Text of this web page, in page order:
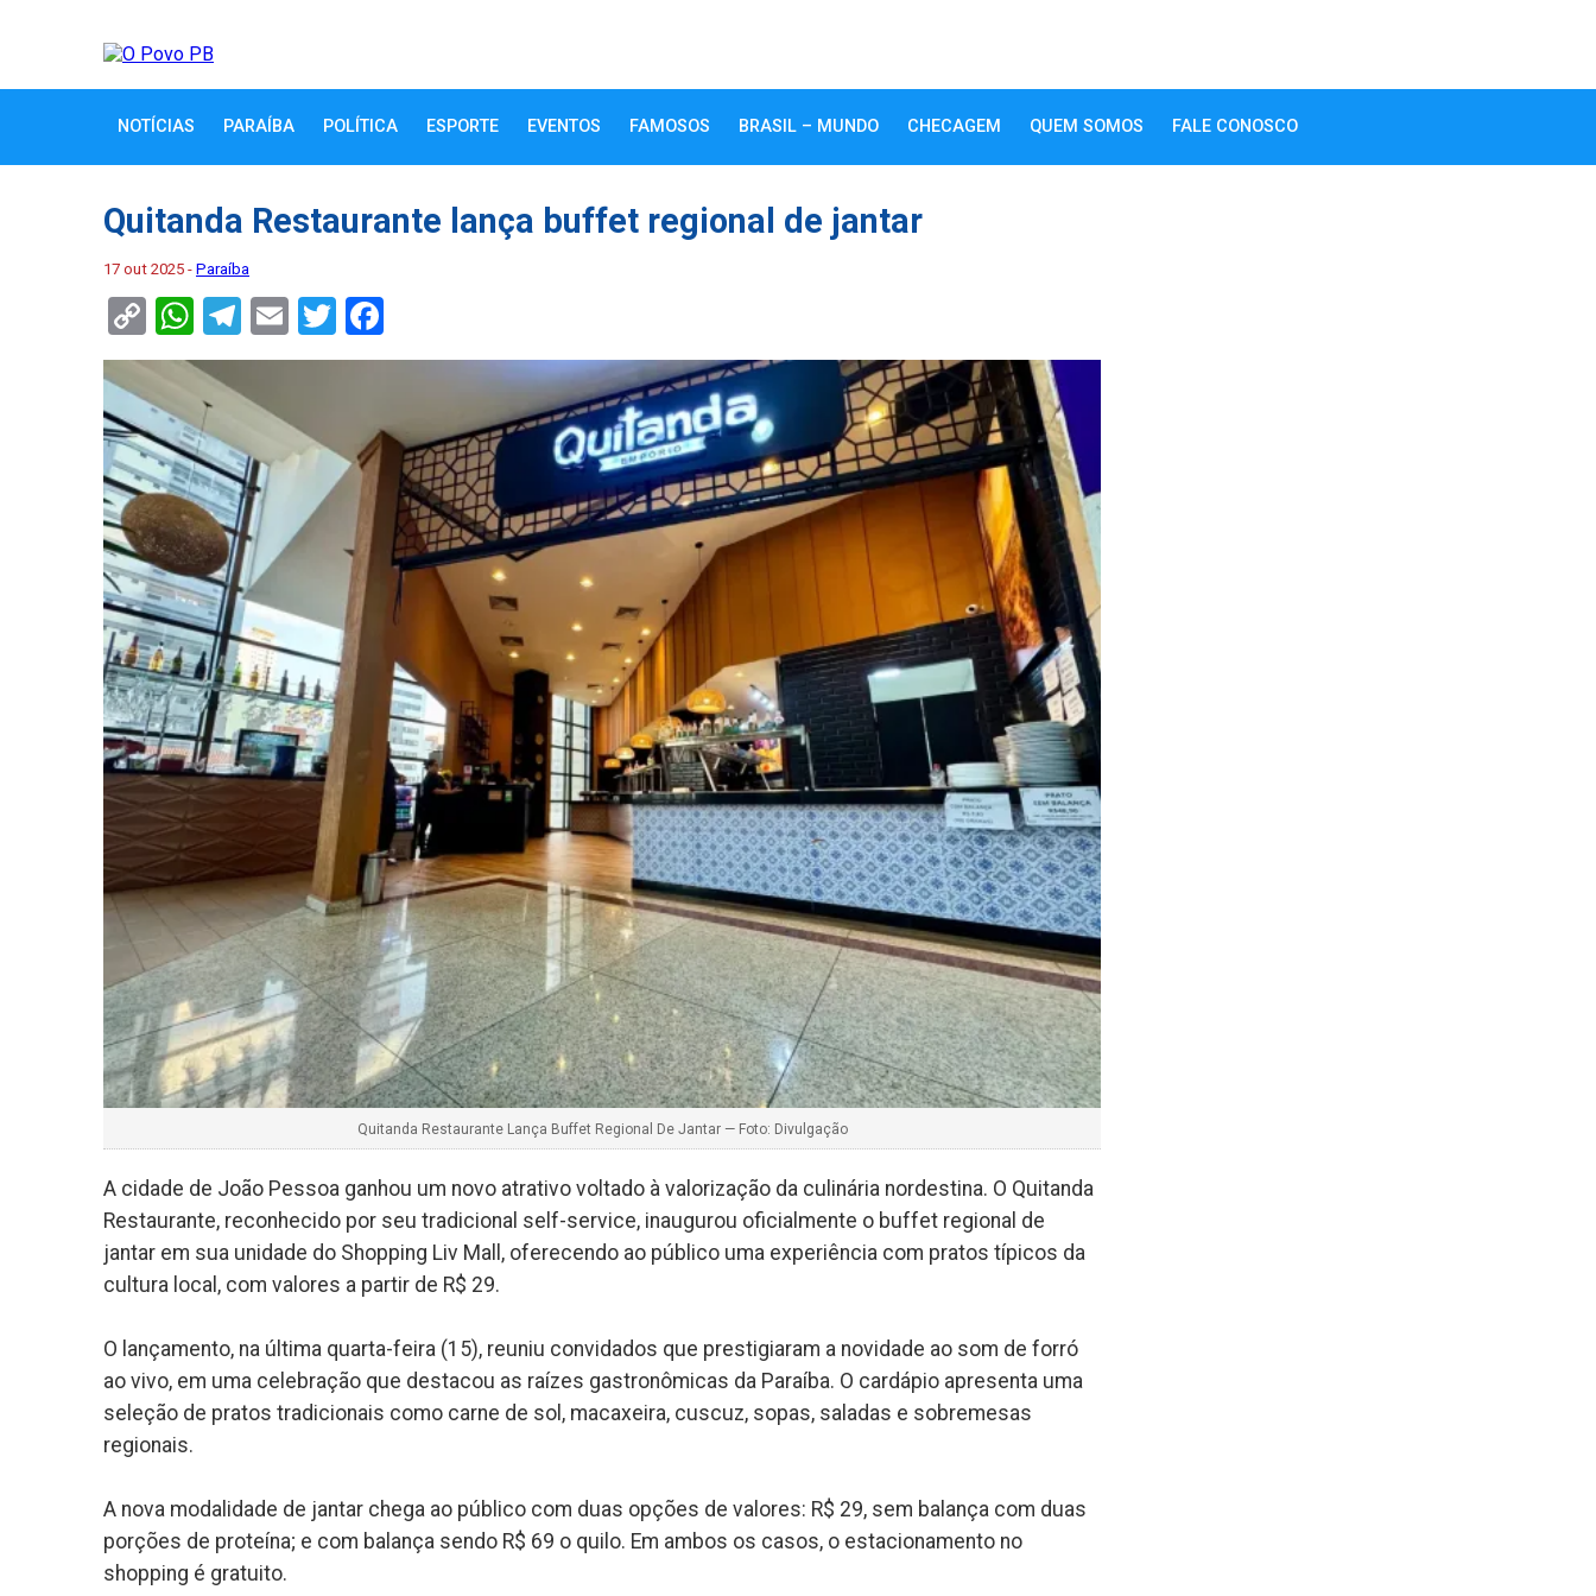
NOTÍCIAS PARAÍBA POLÍTICA ESPORTE EVENTOS FAMOSOS BRASIL – MUNDO CHECAGEM QUEM SOMOS FALE CONOSCO
Quitanda Restaurante lança buffet regional de jantar
17 out 2025 - Paraíba
Copy
Link
WhatsApp
Telegram
EmailTwitter
Quitanda Restaurante Lança Buffet Regional De Jantar — Foto: Divulgação
A cidade de João Pessoa ganhou um novo atrativo voltado à valorização da culinária nordestina. O Quitanda
Restaurante, reconhecido por seu tradicional self-service, inaugurou oficialmente o buffet regional de
jantar em sua unidade do Shopping Liv Mall, oferecendo ao público uma experiência com pratos típicos da
cultura local, com valores a partir de R$ 29.
O lançamento, na última quarta-feira (15), reuniu convidados que prestigiaram a novidade ao som de forró
ao vivo, em uma celebração que destacou as raízes gastronômicas da Paraíba. O cardápio apresenta uma
seleção de pratos tradicionais como carne de sol, macaxeira, cuscuz, sopas, saladas e sobremesas
regionais.
A nova modalidade de jantar chega ao público com duas opções de valores: R$ 29, sem balança com duas
porções de proteína; e com balança sendo R$ 69 o quilo. Em ambos os casos, o estacionamento no
shopping é gratuito.